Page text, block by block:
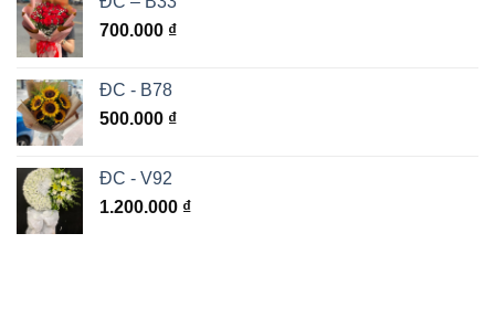
700.000 ₫
ĐC - B78
500.000 ₫
ĐC - V92
1.200.000 ₫